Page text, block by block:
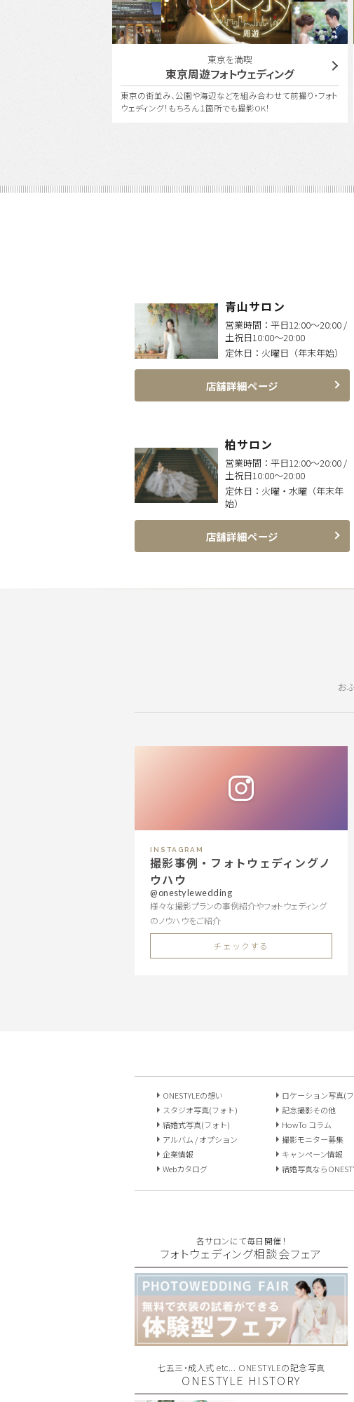
東京を満喫
東京周遊フォトウェディング
東京の街並み、公園や海辺などを組み合わせて前撮り・フォト
ウェディング！もちろん１箇所でも撮影OK！
青山サロン
営業時間： 平日12:00〜20:00 /
土祝日10:00〜20:00
定休日： 火曜日（年末年始）
店舗詳細ページ
柏サロン
営業時間： 平日12:00〜20:00 /
土祝日10:00〜20:00
定休日： 火曜・水曜（年末年
始）
店舗詳細ページ
お
INSTAGRAM
撮影事例・フォトウェディングノ
ウハウ
@onestylewedding
様々な撮影プランの事例紹介やフォトウェディング
のノウハウをご紹介
チェックする
ONESTYLEの想い ロケーション写真(
スタジオ写真(フォト)
記念撮影その他
結婚式写真(フォト)
HowTo コラム
アルバム / オプション
撮影モニター募集
企業情報
キャンペーン情報
Webカタログ
結婚写真なら
各サロンにて毎日開催！
フォトウェディング相談会フェア
七五三・成人式 etc... ONESTYLEの記念写真
ONESTYLE HISTORY